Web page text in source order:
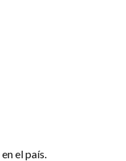
el país.